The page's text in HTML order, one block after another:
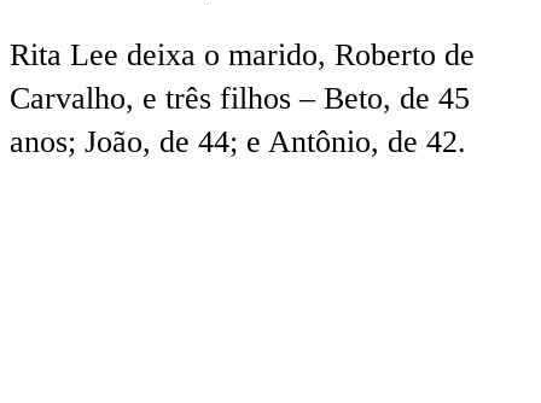
Rita Lee deixa o marido, Roberto de
Carvalho, e três filhos – Beto, de 45
anos; João, de 44; e Antônio, de 42.